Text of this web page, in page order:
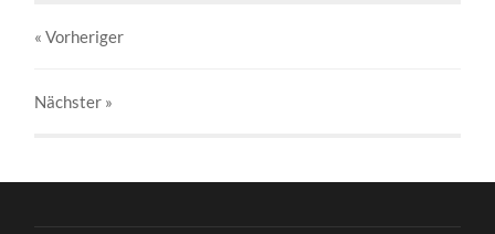
« Vorheriger
Nächster »